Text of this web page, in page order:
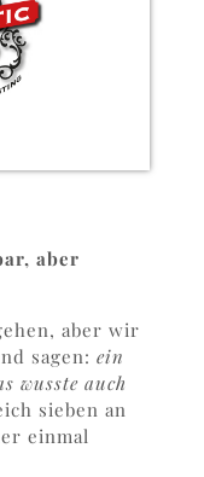
aber
aber wir
sagen: ein
wusste auch
sieben an
einmal